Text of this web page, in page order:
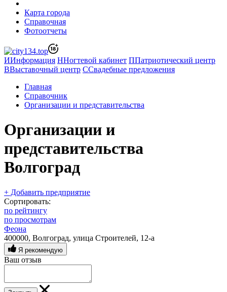
Карта города
Справочная
Фотоотчеты
ИИнформация ННогтевой кабинет ППатриотический центр
ВВыставочный центр ССвадебные предложения
Главная
Справочник
Организации и представительства
Организации и
представительства
Волгоград
+ Добавить предприятие
Сортировать:
по рейтингу
по просмотрам
Феона
400000, Волгоград, улица Строителей, 12-а
Я рекомендую
Ваш отзыв